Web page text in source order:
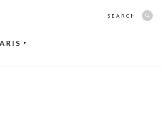
▼
SEARCH